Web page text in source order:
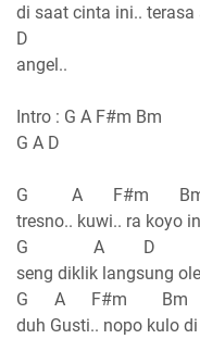
di saat cinta ini.. terasa
D
angel..
Intro : G A F#m Bm
G A D
G A F#m
tresno.. kuwi.. ra koyo
G A D
seng diklik langsung
G A F#m Bm
duh Gusti.. nopo kulo